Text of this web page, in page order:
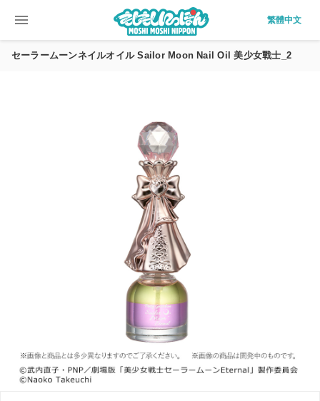
menu 繁體中文
セーラームーンネイルオイル Sailor Moon Nail Oil 美少女戰士_2